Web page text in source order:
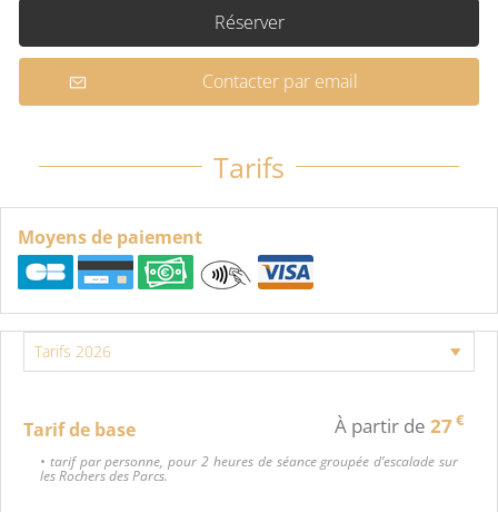
Réserver
Contacter par email
Tarifs
Moyens de paiement
Tarif de base À partir de 27€
• tarif par personne, pour 2 heures de séance groupée d’escalade sur
les Rochers des Parcs.